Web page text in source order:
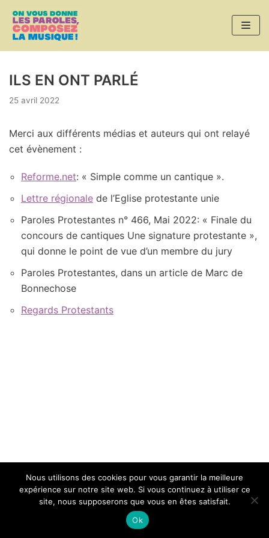
Aller
au
ILS EN ONT PARLÉ
25 avril 2022
Merci aux différents médias et auteurs qui ont relayé
cet évènement :
Reforme.net: « Simple comme un cantique ».
Lettre régionale de l’Eglise protestante unie
Paroles Protestantes n° 466, Mai 2022: « Finale du
concours de cantiques Une signature protestante »,
qui donne le point de vue d’un membre du jury
Paroles Protestantes, dans un article de Marc de
Bonnechose
Regards Protestants
© Concours International de Cantiques Protestants
2021
Nous utilisons des cookies pour vous garantir la meilleure
expérience sur notre site web. Si vous continuez à utiliser ce
site, nous supposerons que vous en êtes satisfait.
Ok